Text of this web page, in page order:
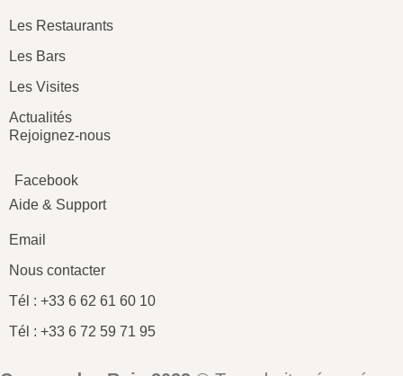
Les Restaurants
Les Bars
Les Visites
Actualités
Rejoignez-nous
Facebook
Aide & Support
Email
Nous contacter
Tél : +33 6 62 61 60 10
Tél : +33 6 72 59 71 95